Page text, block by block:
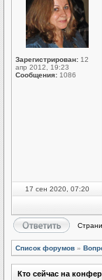
Зарегистрирован: 12
апр 2012, 19:23
Сообщения: 1086
17 сен 2020, 07:20
Список форумов »
Кто сейчас на